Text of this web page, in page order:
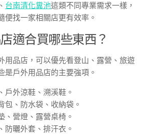
、 台南清化糞池這類不同專業需求一樣，
便找一家相關店更有效率。
適合買哪些東西？
用品店，可以優先看登山、露營、旅遊
是戶外用品店的主要強項。
戶外涼鞋、溯溪鞋。
包、防水袋、收納袋。
、營燈、露營桌椅。
防曬外套、排汗衣。